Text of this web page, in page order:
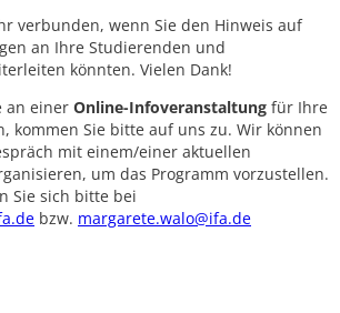
verbunden, wenn Sie den Hinweis auf
an Ihre Studierenden und
könnten. Vielen Dank!
an einer Online-Infoveranstaltung für Ihre
kommen Sie bitte auf uns zu. Wir können
mit einem/einer aktuellen
um das Programm vorzustellen.
Sie sich bitte bei
bzw. margarete.walo@ifa.de